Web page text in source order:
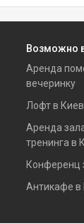
Возможно
Аренда
вечеринку
Лофт в
Аренда
тренинга в
Конференц
Антикафе в